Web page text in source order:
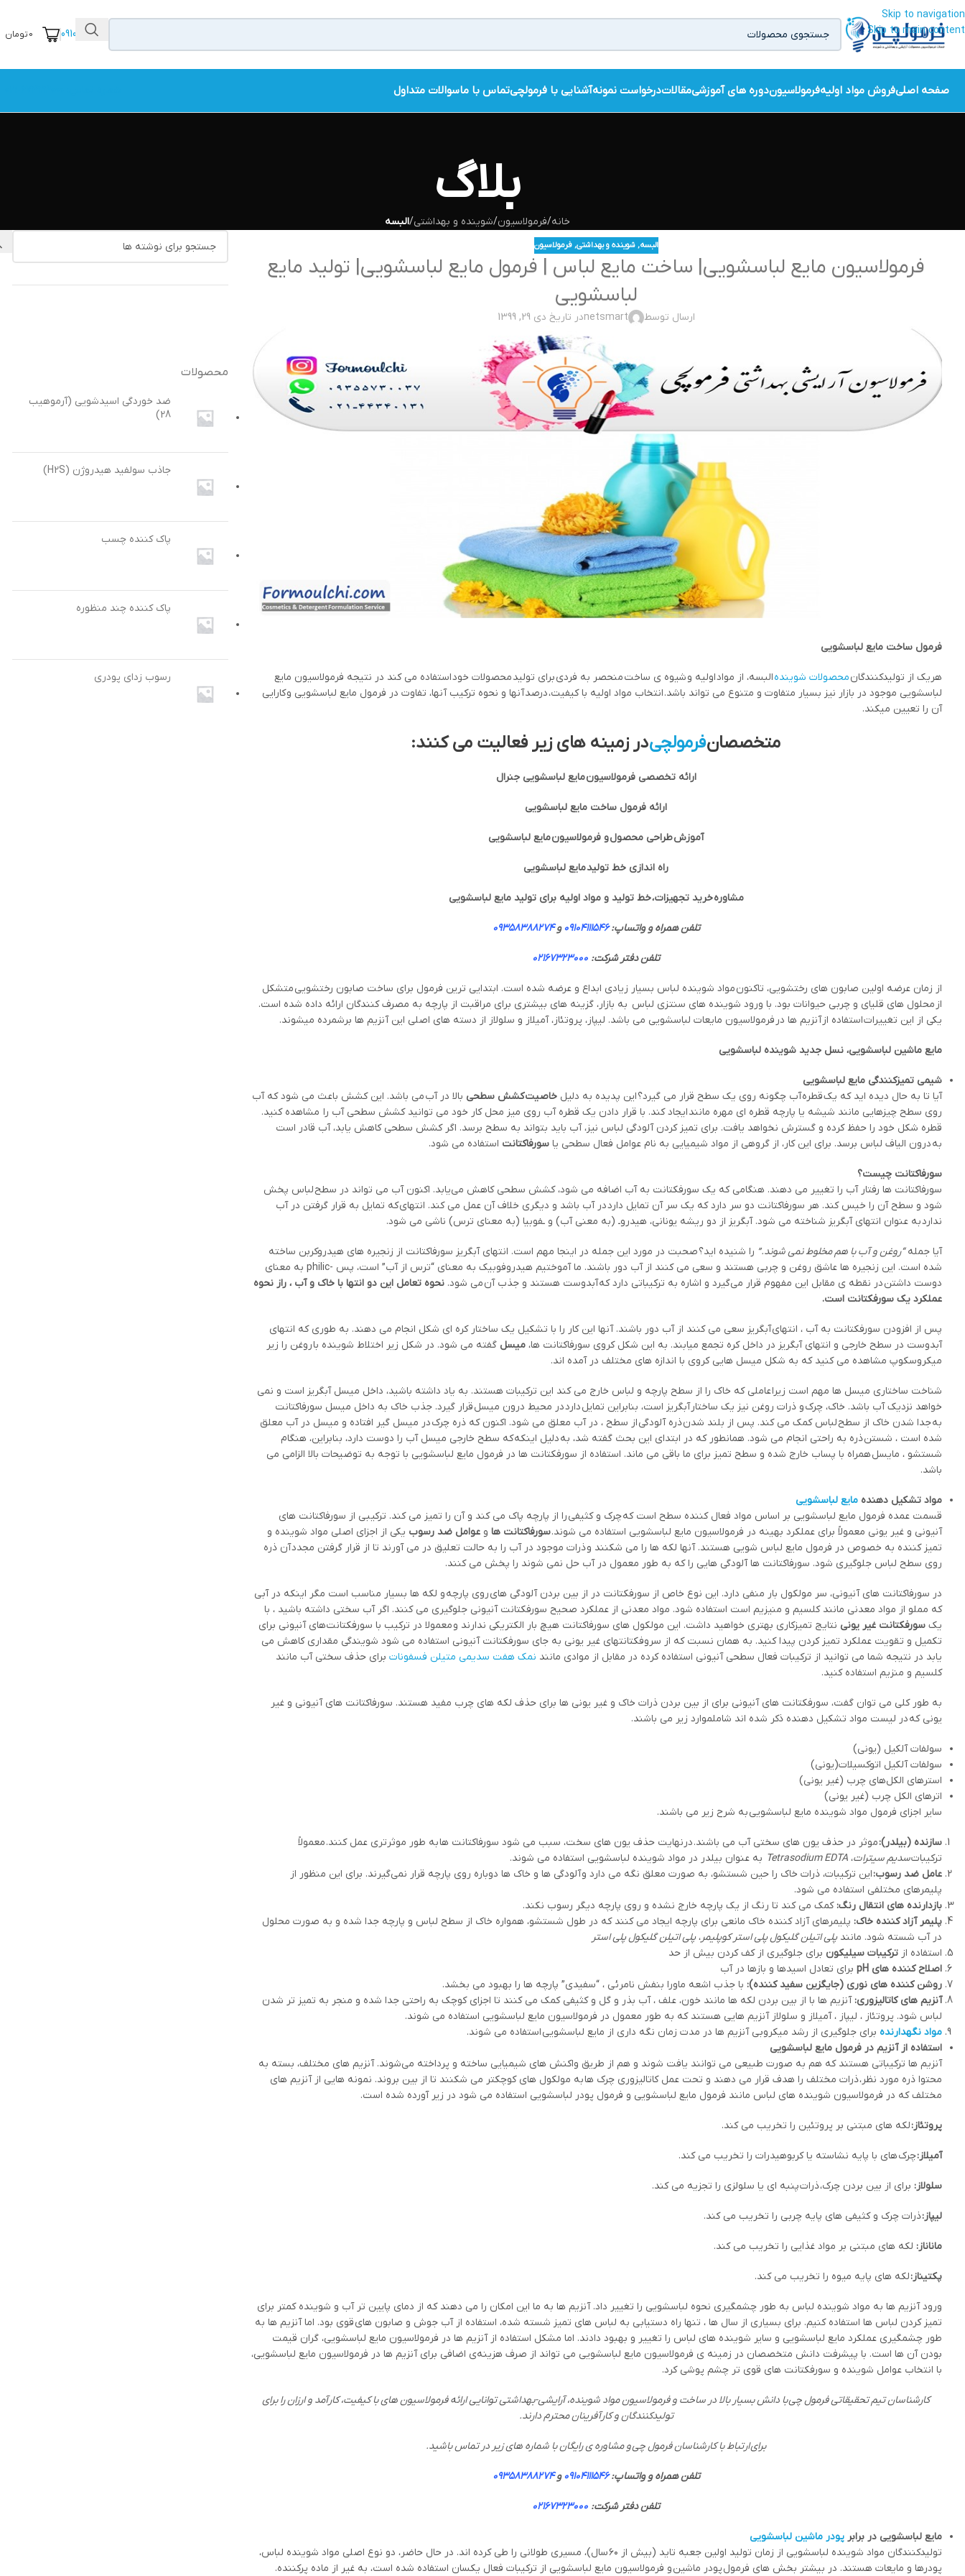
Skip to navigation
Skip to main content
09104111456
0تومان
صفحه اصلیفروش مواد اولیهفرمولاسیوندوره های آموزشیمقالاتدرخواست نمونهآشنایی با فرمولچیتماس با ماسوالات متداول
بلاگ
خانه/فرمولاسیون/شوینده و بهداشتی/البسه
البسه,شوینده و بهداشتی,فرمولاسیون
فرمولاسیون مایع لباسشویی| ساخت مایع لباس | فرمول مایع لباسشویی| تولید مایع
لباسشویی
ارسال توسط netsmartدر تاریخ دی 29, 1399
فرمول ساخت مایع لباسشویی
هریک از تولیدکنندگانمحصولات شویندهالبسه، از مواد اولیه و شیوه ی ساخت منحصر به فردی برای تولید محصولات خود استفاده می کند در نتیجه فرمولاسیون مایع
لباسشویی موجود در بازار نیز بسیار متفاوت و متنوع می تواند باشد. انتخاب مواد اولیه با کیفیت، درصد آنها و نحوه ترکیب آنها، تفاوت در فرمول مایع لباسشویی و کارایی
آن را تعیین میکند.
متخصصانفرمولچیدر زمینه های زیر فعالیت می کنند:
ارائه تخصصی فرمولاسیون مایع لباسشویی جنرال
ارائه فرمول ساخت مایع لباسشویی
آموزش طراحی محصول و فرمولاسیون مایع لباسشویی
راه اندازی خط تولید مایع لباسشویی
مشاوره خرید تجهیزات ، خط تولید و مواد اولیه برای تولید مایع لباسشویی
تلفن همراه و واتساپ:09104111546 و09358388274
تلفن دفتر شرکت: 02167323000
از زمان عرضه اولین صابون های رختشویی، تاکنون مواد شوینده لباس بسیار زیادی ابداع و عرضه شده است. ابتدایی ترین فرمول برای ساخت صابون رختشویی متشکل
از محلول های قلیای و چربی حیوانات بود. با ورود شوینده های سنتزی لباس به بازار، گزینه های بیشتری برای مراقبت از پارچه به مصرف کنندگان ارائه داده شده است.
یکی از این تغییرات استفاده از آنزیم ها در فرمولاسیون مایعات لباسشویی می باشد. لیپاز، پروتئاز، آمیلاز و سلولاز از دسته های اصلی این آنزیم ها برشمرده میشوند.
مایع ماشین لباسشویی، نسل جدید شوینده لباسشویی
شیمی تمیزکنندگی مایع لباسشویی
آیا تا به حال دیده اید که یک قطره آب چگونه روی یک سطح قرار می گیرد؟ این پدیده به دلیل خاصیت کشش سطحی بالا در آب می باشد. این کشش باعث می شود که آب
روی سطح چیزهایی مانند شیشه یا پارچه قطره ای مهره مانند ایجاد کند. با قرار دادن یک قطره آب روی میز محل کار خود می توانید کشش سطحی آب را مشاهده کنید.
قطره شکل خود را حفظ کرده و گسترش نخواهد یافت. برای تمیز کردن آلودگی لباس نیز، آب باید بتواند به سطح برسد. اگر کشش سطحی کاهش یابد، آب قادر است
به درون الیاف لباس برسد. برای این کار، از گروهی از مواد شیمیایی به نام عوامل فعال سطحی یا سورفاکتانت استفاده می شود.
سورفاکتانت چیست؟
سورفاکتانت ها رفتار آب را تغییر می دهند. هنگامی که یک سورفکتانت به آب اضافه می شود، کشش سطحی کاهش می‌یابد. اکنون آب می تواند در سطح لباس پخش
شود و سطح آن را خیس کند. هر سورفاکتانت دو سر دارد که یک سر آن تمایل دارد در آب باشد و دیگری خلاف آن عمل می کند. انتهای که تمایل به قرار گرفتن در آب
ندارد به عنوان انتهای آبگریز شناخته می شود. آبگریز از دو ریشه یونانی، هیدروـ (به معنی آب) و ـفوبیا (به معنای ترس) ناشی می شود.
آیا جمله“روغن و آب با هم مخلوط نمی شوند.” را شنیده اید؟ صحبت در مورد این جمله در اینجا مهم است. انتهای آبگریز سورفاکتانت از زنجیره های هیدروکربن ساخته
شده است. این زنجیره ها عاشق روغن و چربی هستند و سعی می کنند از آب دور باشند. ما آموختیم هیدروفوبیک به معنای “ترس از آب” است، پس -philic به معنای
دوست داشتن در نقطه ی مقابل این مفهوم قرار می‌گیرد و اشاره به ترکیباتی دارد که آبدوست هستند و جذب آن می شود. نحوه تعامل این دو انتها با خاک و آب ، راز نحوه
عملکرد یک سورفکتانت است.
پس از افزودن سورفکتانت به آب ، انتهای آبگریز سعی می کنند از آب دور باشند. آنها این کار را با تشکیل یک ساختار کره ای شکل انجام می دهند. به طوری که انتهای
آبدوست در سطح خارجی و انتهای آبگریز در داخل کره تجمع میابند. به این شکل کروی سورفاکتانت ها، میسل گفته می شود. در شکل زیر اختلاط شوینده با روغن را زیر
میکروسکوپ مشاهده می کنید که به شکل میسل هایی کروی با اندازه های مختلف در آمده اند.
شناخت ساختاری میسل ها مهم است زیرا عاملی که خاک را از سطح پارچه و لباس خارج می کند این ترکیبات هستند. به یاد داشته باشید، داخل میسل آبگریز است و نمی
خواهد نزدیک آب باشد. خاک، چرک و ذرات روغن نیز یک ساختار آبگریز است، بنابراین تمایل دارد در محیط درون میسل قرار گیرد. جذب خاک به داخل میسل سورفاکتانت
به جدا شدن خاک از سطح لباس کمک می کند. پس از بلند شدن ذره آلودگی از سطح ، در آب معلق می شود. اکنون که ذره چرک در میسل گیر افتاده و میسل در آب معلق
شده است ، شستن ذره به راحتی انجام می شود. همانطور که در ابتدای این بحث گفته شد، به دلیل اینکه که سطح خارجی میسل آب را دوست دارد، بنابراین، هنگام
شستشو ، مایسل همراه با پساب خارج شده و سطح تمیز برای ما باقی می ماند. استفاده از سورفکتانت ها در فرمول مایع لباسشویی با توجه به توضیحات بالا الزامی می
باشد.
مواد تشکیل دهنده مایع لباسشویی
قسمت عمده فرمول مایع لباسشویی بر اساس مواد فعال کننده سطح است که چرک و کثیفی را از پارچه پاک می کند و آن را تمیز می کند. ترکیبی از سورفاکتانت های
آنیونی و غیر یونی معمولاً برای عملکرد بهینه در فرمولاسیون مایع لباسشویی استفاده می شوند.سورفاکتانت ها و عوامل ضد رسوب یکی از اجزای اصلی مواد شوینده و
تمیز کننده به خصوص در فرمول مایع لباس شویی هستند. آنها لکه ها را می شکنند و ذرات موجود در آب را به حالت تعلیق در می آورند تا از قرار گرفتن مجدد آن ذره
روی سطح لباس جلوگیری شود. سورفاکتانت ها آلودگی هایی را که به طور معمول در آب حل نمی شوند را پخش می کنند.
در سورفاکتانت های آنیونی، سر مولکول بار منفی دارد. این نوع خاص از سورفکتانت در از بین بردن آلودگی های روی پارچه و لکه ها بسیار مناسب است مگر اینکه در آبی
که مملو از مواد معدنی مانند کلسیم و منیزیم است استفاده شود. مواد معدنی از عملکرد صحیح سورفکتانت آنیونی جلوگیری می کنند. اگر آب سختی داشته باشید ، با
یک سورفکتانت غیر یونی نتایج تمیزکاری بهتری خواهید داشت. این مولکول های سورفاکتانت هیچ بار الکتریکی ندارند و معمولا در ترکیب با سورفکتانت‌های آنیونی برای
تکمیل و تقویت عملکرد تمیز کردن پیدا کنید. به همان نسبت که از سروفکتانتهای غیر یونی به جای سورفکتانت آنیونی استفاده می شود شویندگی مقداری کاهش می
یابد در نتیجه شما می توانید از ترکیبات فعال سطحی آنیونی استفاده کرده در مقابل از موادی مانند نمک هفت سدیمی متیلن فسفونات برای حذف سختی آب مانند
کلسیم و منزیم استفاده کنید.
به طور کلی می توان گفت، سورفکتانت های آنیونی برای از بین بردن ذرات خاک و غیر یونی ها برای حذف لکه های چرب مفید هستند. سورفاکتانت های آنیونی و غیر
یونی که در لیست مواد تشکیل دهنده ذکر شده اند شاملموارد زیر می باشند.
سولفات آلکیل (یونی)
سولفات آلکیل اتوکسیلات(یونی)
استرهای الکل‌های چرب (غیر یونی)
اترهای الکل چرب (غیر یونی)
سایر اجزای فرمول مواد شوینده مایع لباسشویی به شرح زیر می باشند.
سازنده (بیلدر):موثر در حذف یون های سختی آب می باشند. درنهایت حذف یون های سخت، سبب می شود سورفاکتانت ها به طور موثرتری عمل کنند. معمولاً
ترکیباتسدیم سیترات، Tetrasodium EDTA به عنوان بیلدر در مواد شوینده لباسشویی استفاده می شوند.
عامل ضد رسوب:این ترکیبات، ذرات خاک را حین شستشو، به صورت معلق نگه می دارد و آلودگی ها و خاک ها دوباره روی پارچه قرار نمی‌گیرند. برای این منظور از
پلیمرهای مختلفی استفاده می شود.
بازدارنده های انتقال رنگ: کمک می کند تا رنگ از یک پارچه خارج نشده و روی پارچه دیگر رسوب نکند.
پلیمر آزاد کننده خاک: پلیمرهای آزاد کننده خاک مانعی برای پارچه ایجاد می کنند که در طول شستشو، همواره خاک از سطح لباس و پارچه جدا شده و به صورت محلول
در آب شسته شود. مانندپلی اتیلن گلیکول پلی استر کوپلیمر،پلی اتیلن گلیکول پلی استر
استفاده از ترکیبات سیلیکون برای جلوگیری از کف کردن بیش از حد
اصلاح کننده های pH
برای تعادل اسیدها و بازها در آب
روشن کننده های نوری (جایگزین سفید کننده): با جذب اشعه ماورا بنفش نامرئی ، “سفیدی” پارچه ها را بهبود می بخشد.
آنزیم های کاتالیزوری: آنزیم ها با از بین بردن لکه ها مانند خون، علف ، آب بذر و گل و کثیفی کمک می کنند تا اجزای کوچک به راحتی جدا شده و منجر به تمیز تر شدن
لباس شود. پروتئاز ، لیپاز ، آمیلاز و سلولاز آنزیم هایی هستند که به طور معمول در فرمولاسیون مایع لباسشویی استفاده می شوند.
مواد نگهدارنده برای جلوگیری از رشد میکروبی آنزیم ها در مدت زمان نگه داری از مایع لباسشویی استفاده می شوند.
استفاده از آنزیم در فرمول مایع لباسشویی
آنزیم ها ترکیباتی هستند که هم به صورت طبیعی می توانند یافت شوند و هم از طریق واکنش های شیمیایی ساخته و پرداخته می‌شوند. آنزیم های مختلف، بسته به
محتوا ذره مورد نظر، ذرات مختلف را هدف قرار می دهند و تحت عمل کاتالیزوری چرک ها به مولکول های کوچکتر می شکنند تا از بین بروند. نمونه هایی از آنزیم های
مختلف که در فرمولاسیون شوینده های لباس مانند فرمول مایع لباسشویی و فرمول پودر لباسشویی استفاده می شود در زیر آورده شده است.
پروتئاز:لکه های مبتنی بر پروتئین را تخریب می کند.
آمیلاز:چرکهای با پایه نشاسته یا کربوهیدرات را تخریب می کند.
سلولاز: برای از بین بردن چرک، ذرات پنبه ای یا سلولزی را تجزیه می کند.
لیپاز:ذرات چرک و کثیفی های پایه چربی را تخریب می کند.
ماناناز: لکه های مبتنی بر مواد غذایی را تخریب می کند.
پکتیناز:لکه های پایه میوه را تخریب می کند.
ورود آنزیم ها به مواد شوینده لباس به طور چشمگیری نحوه لباسشویی را تغییر داد. آنزیم ها به ما این امکان را می دهند که از دمای پایین تر آب و شوینده کمتر برای
تمیز کردن لباس ها استفاده کنیم. برای بسیاری از سال ها ، تنها راه دستیابی به لباس های تمیز شسته شده، استفاده از آب جوش و صابون های قوی بود. اما آنزیم ها به
طور چشمگیری عملکرد مایع لباسشویی و سایر شوینده های لباس را تغییر و بهبود دادند. اما مشکل استفاده از آنزیم ها در فرمولاسیون مایع لباسشویی، گران قیمت
بودن آن ها است. با پیشرفت دانش متخصصان در زمینه ی فرمولاسیون مایع لباسشویی می تواند از صرف هزینه‌ی اضافی برای آنزیم ها در فرمولاسیون مایع لباسشویی،
با انتخاب عوامل شوینده و سورفکتانت های قوی تر چشم پوشی کرد.
کارشناسان تیم تحقیقاتی فرمول چی با دانش بسیار بالا در ساخت و فرمولاسیون مواد شوینده، آرایشی-بهداشتی توانایی ارائه فرمولاسیون های با کیفیت، کارآمد و ارزان را برای
تولیدکنندگان و کارآفرینان محترم دارند.
برای ارتباط با کارشناسان فرمول چی و مشاوره ی رایگان با شماره های زیر در تماس باشید.
تلفن همراه و واتساپ:09104111546 و09358388274
تلفن دفتر شرکت: 02167323000
مایع لباسشویی در برابر پودر ماشین لباسشویی
تولیدکنندگان مواد شوینده لباسشویی از زمان تولید اولین جعبه تاید (بیش از ۶۰ سال)، مسیری طولانی را طی کرده اند. در حال حاضر، دو نوع اصلی مواد شوینده لباس،
پودرها و مایعات هستند. در بیشتر بخش های فرمول پودر ماشین و فرمولاسیون مایع لباسشویی از ترکیبات فعال یکسان استفاده شده است، به غیر از ماده پرکننده.
محصولات
ضد خوردگی اسیدشویی (آرموهیب
28)
جاذب سولفید هیدروژن (H2S)
پاک کننده چسب
پاک کننده چند منظوره
رسوب زدای پودری